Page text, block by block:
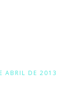
ABRIL DE 2013